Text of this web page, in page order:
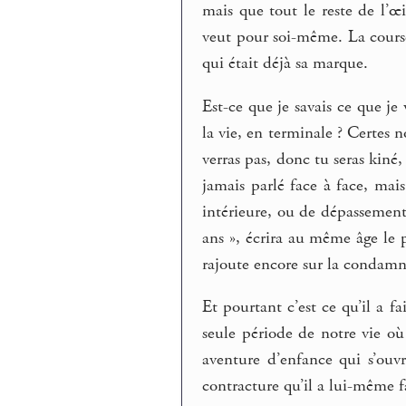
mais que tout le reste de
veut pour soi-même. La
qui était déjà sa marque.
Est-ce que je savais ce que
la vie, en terminale ? Certes
verras pas, donc tu seras
jamais parlé face à face,
intérieure, ou de
ans », écrira au même âge
rajoute encore sur la
Et pourtant c’est ce qu’il a
seule période de notre vie
aventure d’enfance qui
contracture qu’il a lui-même